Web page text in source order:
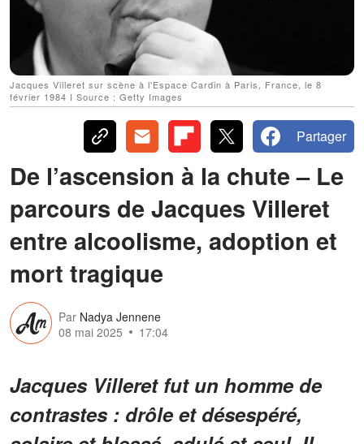
Jacques Villeret sur scène à l'Espace Cardin à Paris, France, le 8
février 1984 I Source : Getty Images
Partager
De l’ascension à la chute – Le
parcours de Jacques Villeret
entre alcoolisme, adoption et
mort tragique
Par Nadya Jennene
08 mai 2025
17:04
Jacques Villeret fut un homme de
contrastes : drôle et désespéré,